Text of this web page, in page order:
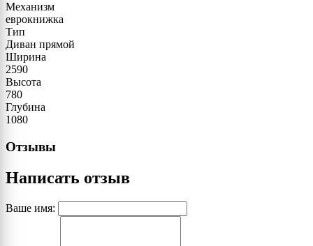
Механизм
еврокнижка
Тип
Диван прямой
Ширина
2590
Высота
780
Глубина
1080
Отзывы
Написать отзыв
Ваше имя: